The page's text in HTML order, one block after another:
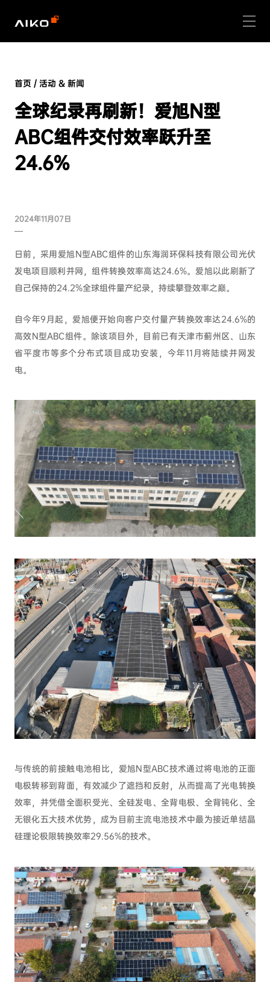
首页 / 活动 & 新闻
全球纪录再刷新！爱旭N型
ABC组件交付效率跃升至
24.6%
2024年11月07日
日前，采用爱旭N型ABC组件的山东海润环保科技有限公司光伏
发电项目顺利并网，组件转换效率高达24.6%。爱旭以此刷新了
自己保持的24.2%全球组件量产纪录，持续攀登效率之巅。
自今年9月起，爱旭便开始向客户交付量产转换效率达24.6%的
高效N型ABC组件。除该项目外，目前已有天津市蓟州区、山东
省平度市等多个分布式项目成功安装，今年11月将陆续并网发
电。
与传统的前接触电池相比，爱旭N型ABC技术通过将电池的正面
电极转移到背面，有效减少了遮挡和反射，从而提高了光电转换
效率，并凭借全面积受光、全硅发电、全背电极、全背钝化、全
无银化五大技术优势，成为目前主流电池技术中最为接近单结晶
硅理论极限转换效率29.56%的技术。